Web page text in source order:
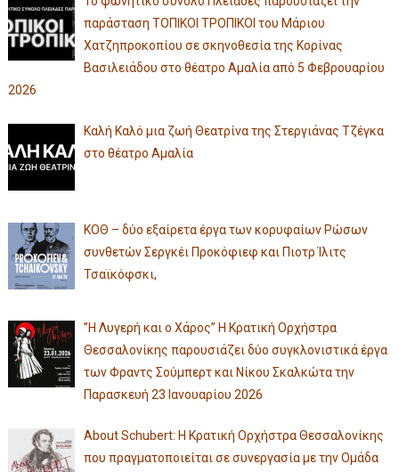
παράσταση ΤΟΠΙΚΟΙ ΤΡΟΠΙΚΟΙ του Μάριου
Χατζηπροκοπίου σε σκηνοθεσία της Κορίνας
Βασιλειάδου στο θέατρο Αμαλία από 5 Φεβρουαρίου
2026
Καλή Καλό μια ζωή Θεατρίνα της Στεργιάνας Τζέγκα
στο θέατρο Αμαλία
ΚΟΘ – δύο εξαίρετα έργα των κορυφαίων Ρώσων
συνθετών Σεργκέι Προκόφιεφ και Πιοτρ Ίλιτς
Τσαϊκόφσκι,
”Η Λυγερή και ο Χάρος” Η Κρατική Ορχήστρα
Θεσσαλονίκης παρουσιάζει δύο συγκλονιστικά έργα
των Φραντς Σούμπερτ και Νίκου Σκαλκώτα την
Παρασκευή 23 Ιανουαρίου 2026
About Schubert: Η Κρατική Ορχήστρα Θεσσαλονίκης
που πραγματοποιείται σε συνεργασία με την Ομάδα